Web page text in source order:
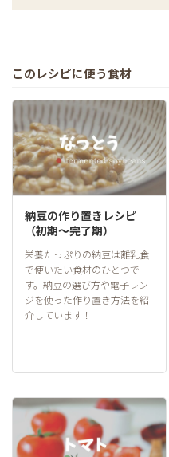
このレシピに使う食材
納豆の作り置きレシピ
（初期～完了期）
栄養たっぷりの納豆は離乳食
で使いたい食材のひとつで
す。納豆の選び方や電子レン
ジを使った作り置き方法を紹
介しています！